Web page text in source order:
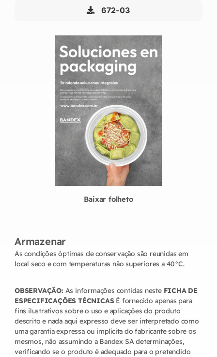
672-03
Baixar folheto
Armazenar
As condições óptimas de conservação são reunidas em
local seco e com temperaturas não superiores a 40°C.
OBSERVAÇÃO: As informações contidas neste FICHA DE
ESPECIFICAÇÕES TÉCNICASÉ fornecido apenas para
fins ilustrativos sobre o uso e aplicações do produto
descrito e nada aqui expresso deve ser interpretado como
uma garantia expressa ou implícita do fabricante sobre os
mesmos, não assumindo a Bandex SA determinações,
verificando se o produto é adequado para o pretendido